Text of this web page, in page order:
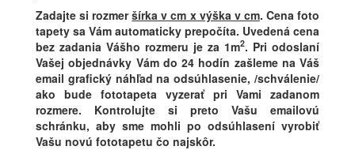
Zadajte si rozmeršírka v cm x výška v cm. Cena foto
tapety sa Vám automaticky prepočíta. Uvedená cena
bez zadania Vášho rozmeru je za 1m2. Pri odoslaní
Vašej objednávky Vám do 24 hodín zašleme na Váš
email grafický náhľad na odsúhlasenie, /schválenie/
ako bude fototapeta vyzerať pri Vami zadanom
rozmere. Kontrolujte si preto Vašu emailovú
schránku, aby sme mohli po odsúhlasení vyrobiť
Vašu novú fototapetu čo najskôr.